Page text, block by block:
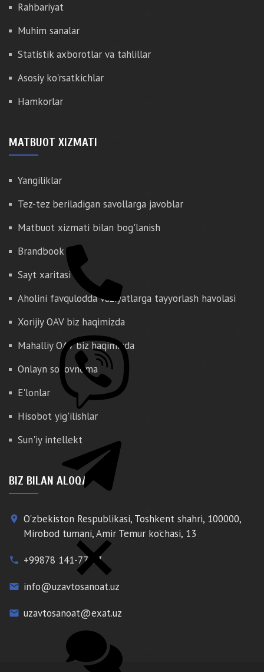
Rahbariyat
Muhim sanalar
Statistik axborotlar va tahlillar
Asosiy ko'rsatkichlar
Hamkorlar
MATBUOT XIZMATI
Yangiliklar
Tez-tez beriladigan savollarga javoblar
Matbuot xizmati bilan bog'lanish
Brandbook
Sayt xaritasi
Aholini favqulodda vaziyatlarga tayyorlash havolasi
Xorijiy OAV biz haqimizda
Mahalliy OAV biz haqimizda
Onlayn so'rovnoma
E'lonlar
Hisobot yig'ilishlar
Sun'iy intellekt
BIZ BILAN ALOQA
place O'zbekiston Respublikasi, Toshkent shahri, 100000,
Mirobod tumani, Amir Temur ko'chasi, 13
phone +99878 141-77-77
email info@uzavtosanoat.uz
email uzavtosanoat@exat.uz